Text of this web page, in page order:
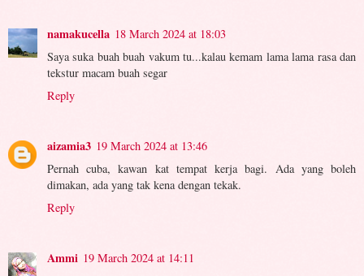
namakucella 18 March 2024 at 18:03
Saya suka buah buah vakum tu...kalau kemam lama lama rasa dan
tekstur macam buah segar
Reply
aizamia3 19 March 2024 at 13:46
Pernah cuba, kawan kat tempat kerja bagi. Ada yang boleh
dimakan, ada yang tak kena dengan tekak.
Reply
Ammi 19 March 2024 at 14:11